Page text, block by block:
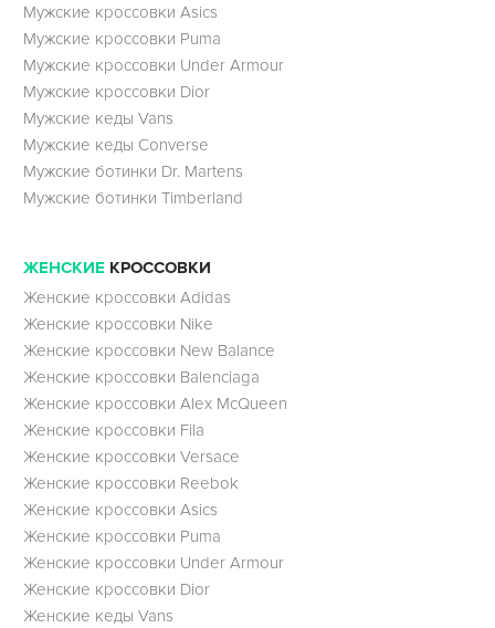
Мужские кроссовки Asics
Мужские кроссовки Puma
Мужские кроссовки Under Armour
Мужские кроссовки Dior
Мужские кеды Vans
Мужские кеды Converse
Мужские ботинки Dr. Martens
Мужские ботинки Timberland
ЖЕНСКИЕ КРОССОВКИ
Женские кроссовки Adidas
Женские кроссовки Nike
Женские кроссовки New Balance
Женские кроссовки Balenciaga
Женские кроссовки Alex McQueen
Женские кроссовки Fila
Женские кроссовки Versace
Женские кроссовки Reebok
Женские кроссовки Asics
Женские кроссовки Puma
Женские кроссовки Under Armour
Женские кроссовки Dior
Женские кеды Vans